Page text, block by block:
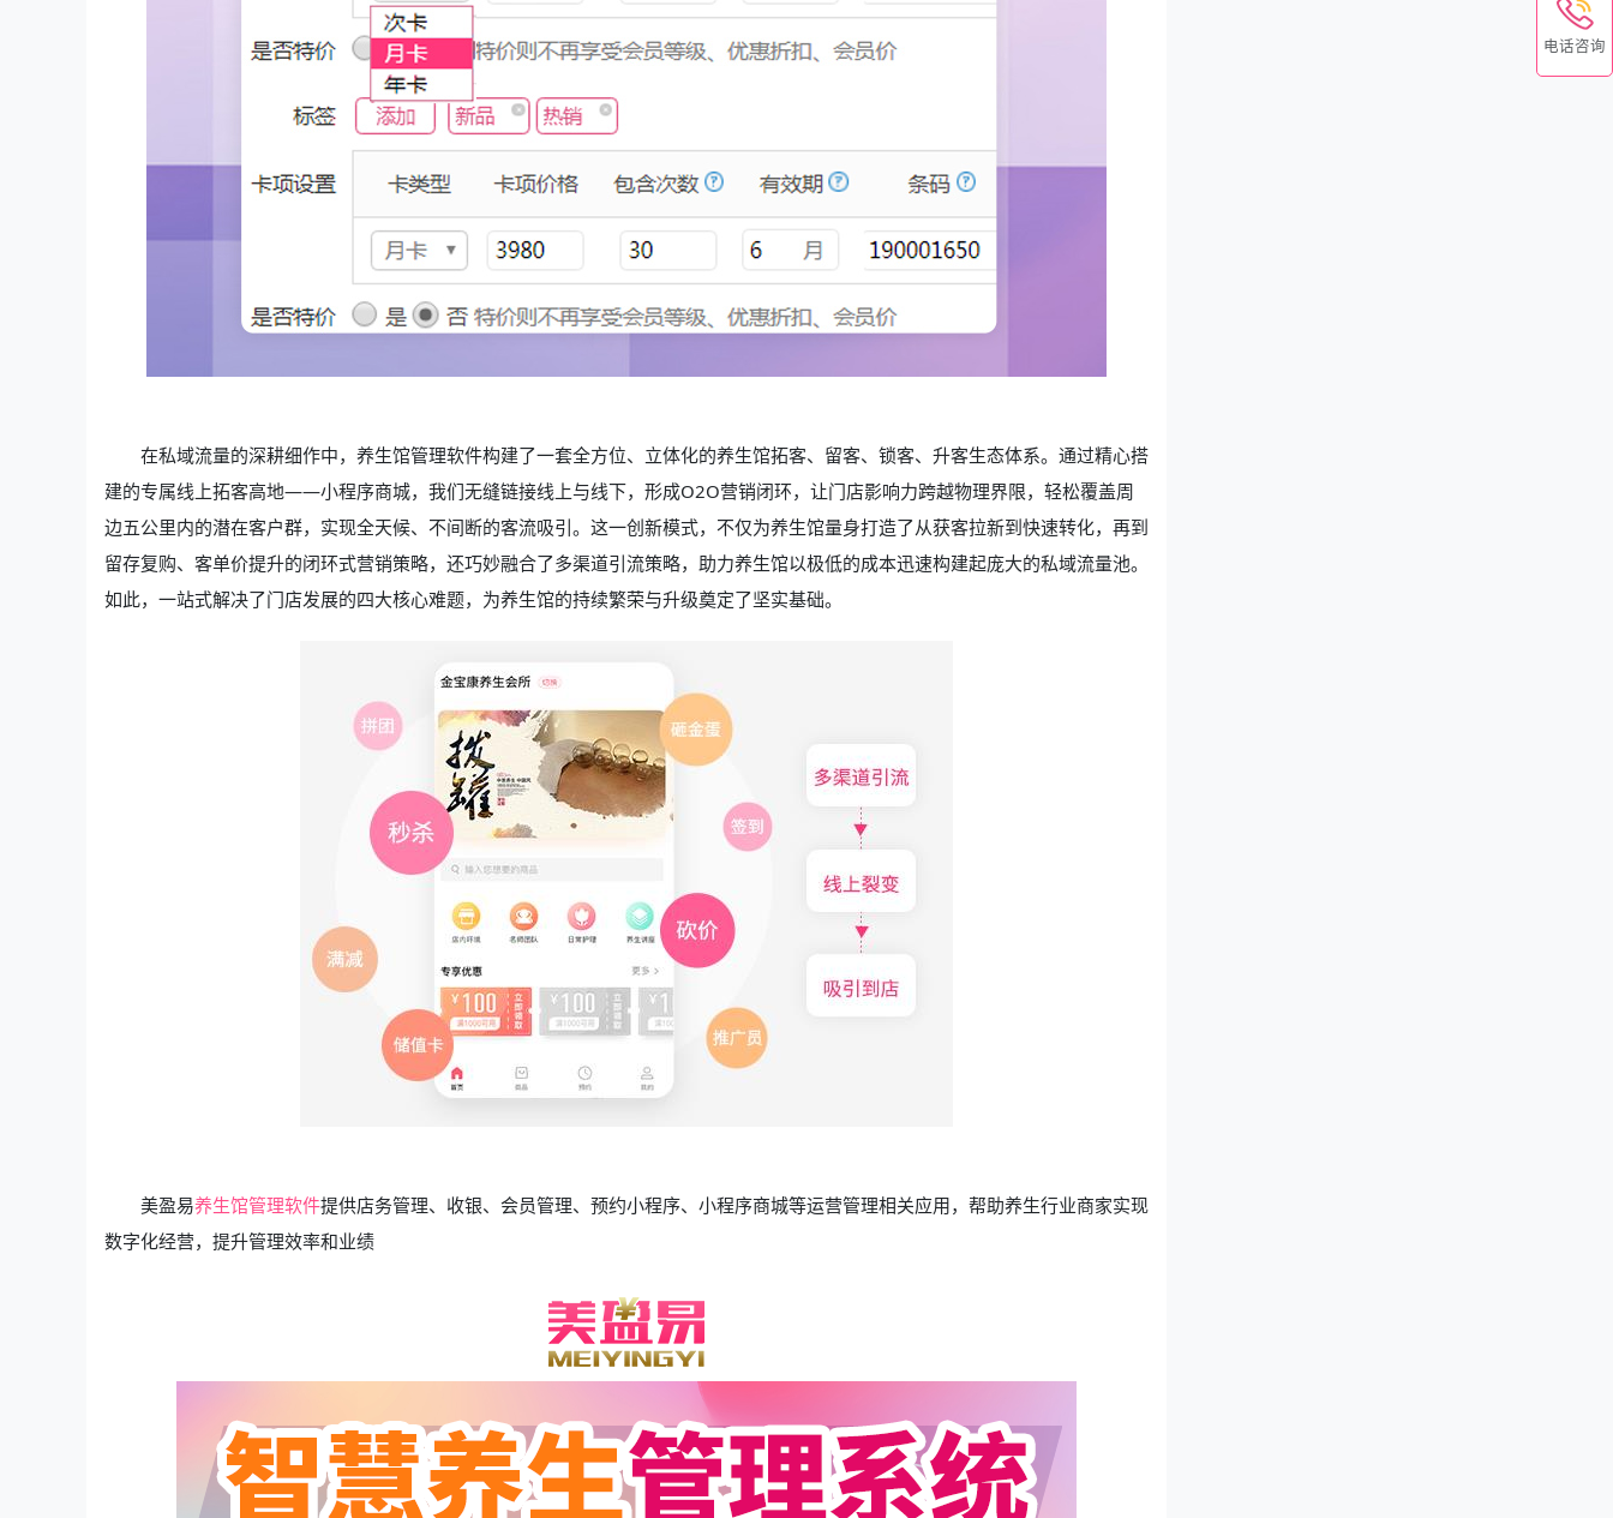
在私域流量的深耕细作中，养生馆管理软件构建了一套全方位、立体化的养生馆拓客、留客、锁客、升客生态体系。通过精心搭
建的专属线上拓客高地——小程序商城，我们无缝链接线上与线下，形成O2O营销闭环，让门店影响力跨越物理界限，轻松覆盖周
边五公里内的潜在客户群，实现全天候、不间断的客流吸引。这一创新模式，不仅为养生馆量身打造了从获客拉新到快速转化，再到
留存复购、客单价提升的闭环式营销策略，还巧妙融合了多渠道引流策略，助力养生馆以极低的成本迅速构建起庞大的私域流量池。
如此，一站式解决了门店发展的四大核心难题，为养生馆的持续繁荣与升级奠定了坚实基础。
美盈易养生馆管理软件提供店务管理、收银、会员管理、预约小程序、小程序商城等运营管理相关应用，帮助养生行业商家实现
数字化经营，提升管理效率和业绩
电话咨询